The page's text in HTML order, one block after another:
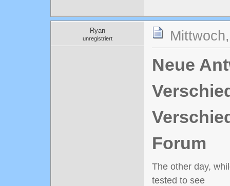
Ryan
unregistriert
Neue
Forum
The other day,
tested to see